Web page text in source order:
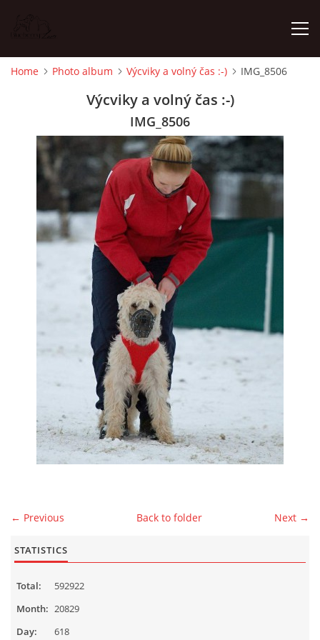
PHOTO ALBUM
ISCWT - LITTER 2025
WHIPPET - LITTER 2025
MALES
Čeština English
Home Photo album Výcviky a volný čas :-) IMG_8506
Výcviky a volný čas :-)
IMG_8506
← Previous Next →
Back to folder
STATISTICS
Total:
592922
Month: 20829
Day:
618